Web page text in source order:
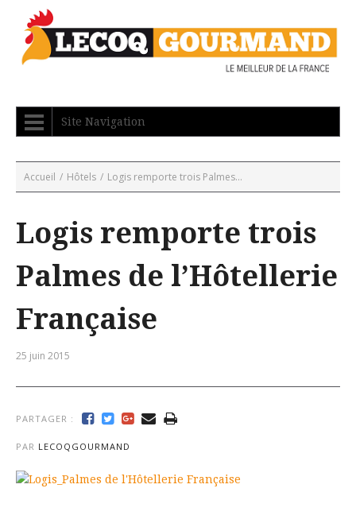
Site Navigation
Accueil / Hôtels / Logis remporte trois Palmes...
Logis remporte trois
Palmes de l’Hôtellerie
Française
25 juin 2015
PARTAGER :
PAR LECOQGOURMAND